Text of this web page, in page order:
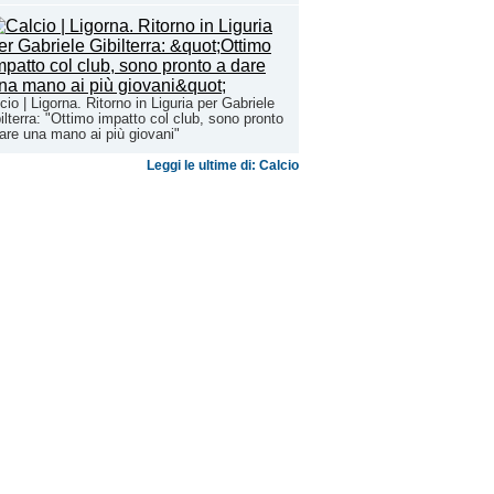
| Ligorna. Ritorno in Liguria per Gabriele
"Ottimo impatto col club, sono pronto
una mano ai più giovani"
Leggi le ultime di: Calcio